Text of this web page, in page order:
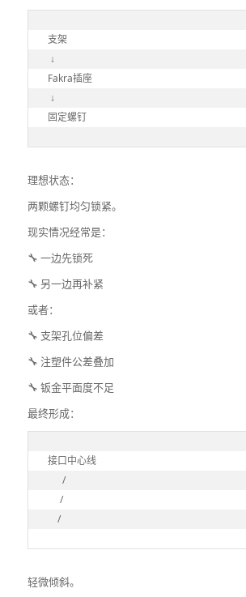
支架
↓
Fakra插座
↓
固定螺钉
理想状态：
两颗螺钉均匀锁紧。
现实情况经常是：
🔧 一边先锁死
🔧 另一边再补紧
或者：
🔧 支架孔位偏差
🔧 注塑件公差叠加
🔧 钣金平面度不足
最终形成：
接口中心线
      /
     /
    /
轻微倾斜。